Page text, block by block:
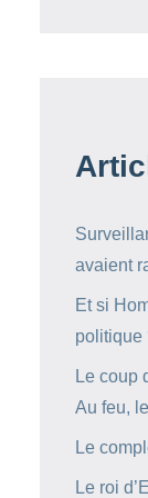
avaient
Et si
politique
Le coup
Au feu,
Le
Le roi